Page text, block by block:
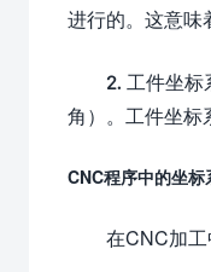
进行的。这意味
2. 工件坐
角）。工件坐标
CNC程序中的坐标
在CNC加工